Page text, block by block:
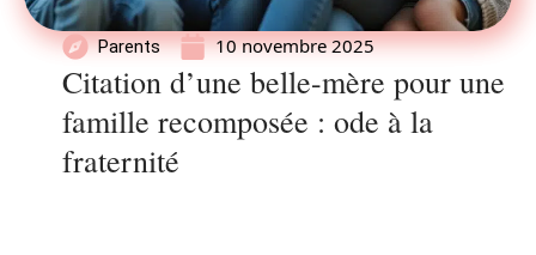
Parents 10 novembre 2025
Citation d’une belle-mère pour une
famille recomposée : ode à la
fraternité